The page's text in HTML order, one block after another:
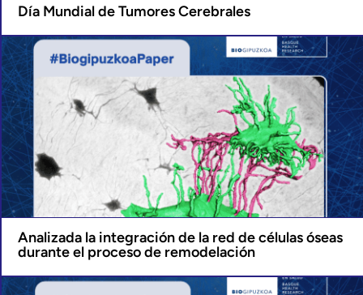
Día Mundial de Tumores Cerebrales
Analizada la integración de la red de células óseas
durante el proceso de remodelación